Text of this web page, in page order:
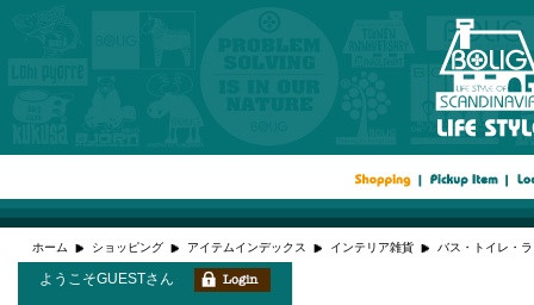
ホーム ショッピング アイテムインデックス インテリア雑貨 バス・トイレ・
ようこそGUESTさん